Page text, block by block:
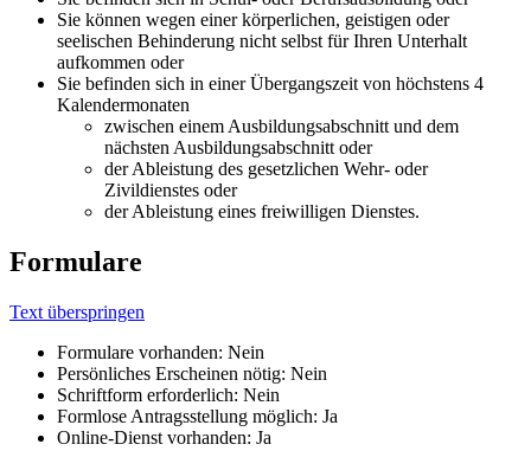
Sie können wegen einer körperlichen, geistigen oder
seelischen Behinderung nicht selbst für Ihren Unterhalt
aufkommen oder
Sie befinden sich in einer Übergangszeit von höchstens 4
Kalendermonaten
zwischen einem Ausbildungsabschnitt und dem
nächsten Ausbildungsabschnitt oder
der Ableistung des gesetzlichen Wehr- oder
Zivildienstes oder
der Ableistung eines freiwilligen Dienstes.
Formulare
Text überspringen
Formulare vorhanden: Nein
Persönliches Erscheinen nötig: Nein
Schriftform erforderlich: Nein
Formlose Antragsstellung möglich: Ja
Online-Dienst vorhanden: Ja